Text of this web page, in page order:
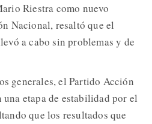
Riestra como nuevo
Nacional, resaltó que el
a cabo sin problemas y de
generales, el Partido Acción
etapa de estabilidad por el
que los resultados que